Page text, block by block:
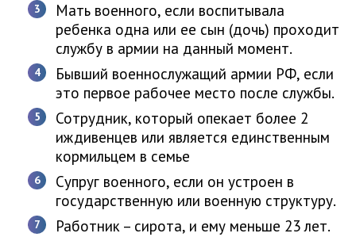
Мать военного, если воспитывала
ребенка одна или ее сын (дочь) проходит
службу в армии на данный момент.
Бывший военнослужащий армии РФ, если
это первое рабочее место после службы.
Сотрудник, который опекает более 2
иждивенцев или является единственным
кормильцем в семье
Супруг военного, если он устроен в
государственную или военную структуру.
Работник – сирота, и ему меньше 23 лет.